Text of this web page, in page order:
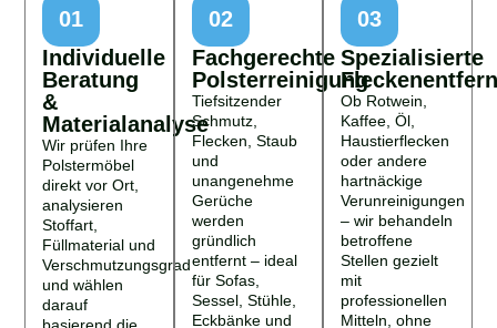
01
Individuelle
Beratung
&
Materialanalyse
Wir prüfen Ihre
Polstermöbel
direkt vor Ort,
analysieren
Stoffart,
Füllmaterial und
Verschmutzungsgrad
und wählen
darauf
basierend die
02
Fachgerechte
Polsterreinigung
Tiefsitzender
Schmutz,
Flecken, Staub
und
unangenehme
Gerüche
werden
gründlich
entfernt – ideal
für Sofas,
Sessel, Stühle,
Eckbänke und
03
Spezialisierte
Ob Rotwein,
Kaffee, Öl,
Haustierflecken
oder andere
hartnäckige
Verunreinigungen
– wir behandeln
betroffene
Stellen gezielt
mit
professionellen
Mitteln, ohne